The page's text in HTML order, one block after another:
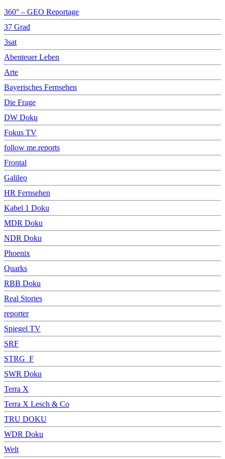
360° – GEO Reportage
37 Grad
3sat
Abenteuer Leben
Arte
Bayerisches Fernsehen
Die Frage
DW Doku
Fokus TV
follow me.reports
Frontal
Galileo
HR Fernsehen
Kabel 1 Doku
MDR Doku
NDR Doku
Phoenix
Quarks
RBB Doku
Real Stories
reporter
Spiegel TV
SRF
STRG_F
SWR Doku
Terra X
Terra X Lesch & Co
TRU DOKU
WDR Doku
Welt